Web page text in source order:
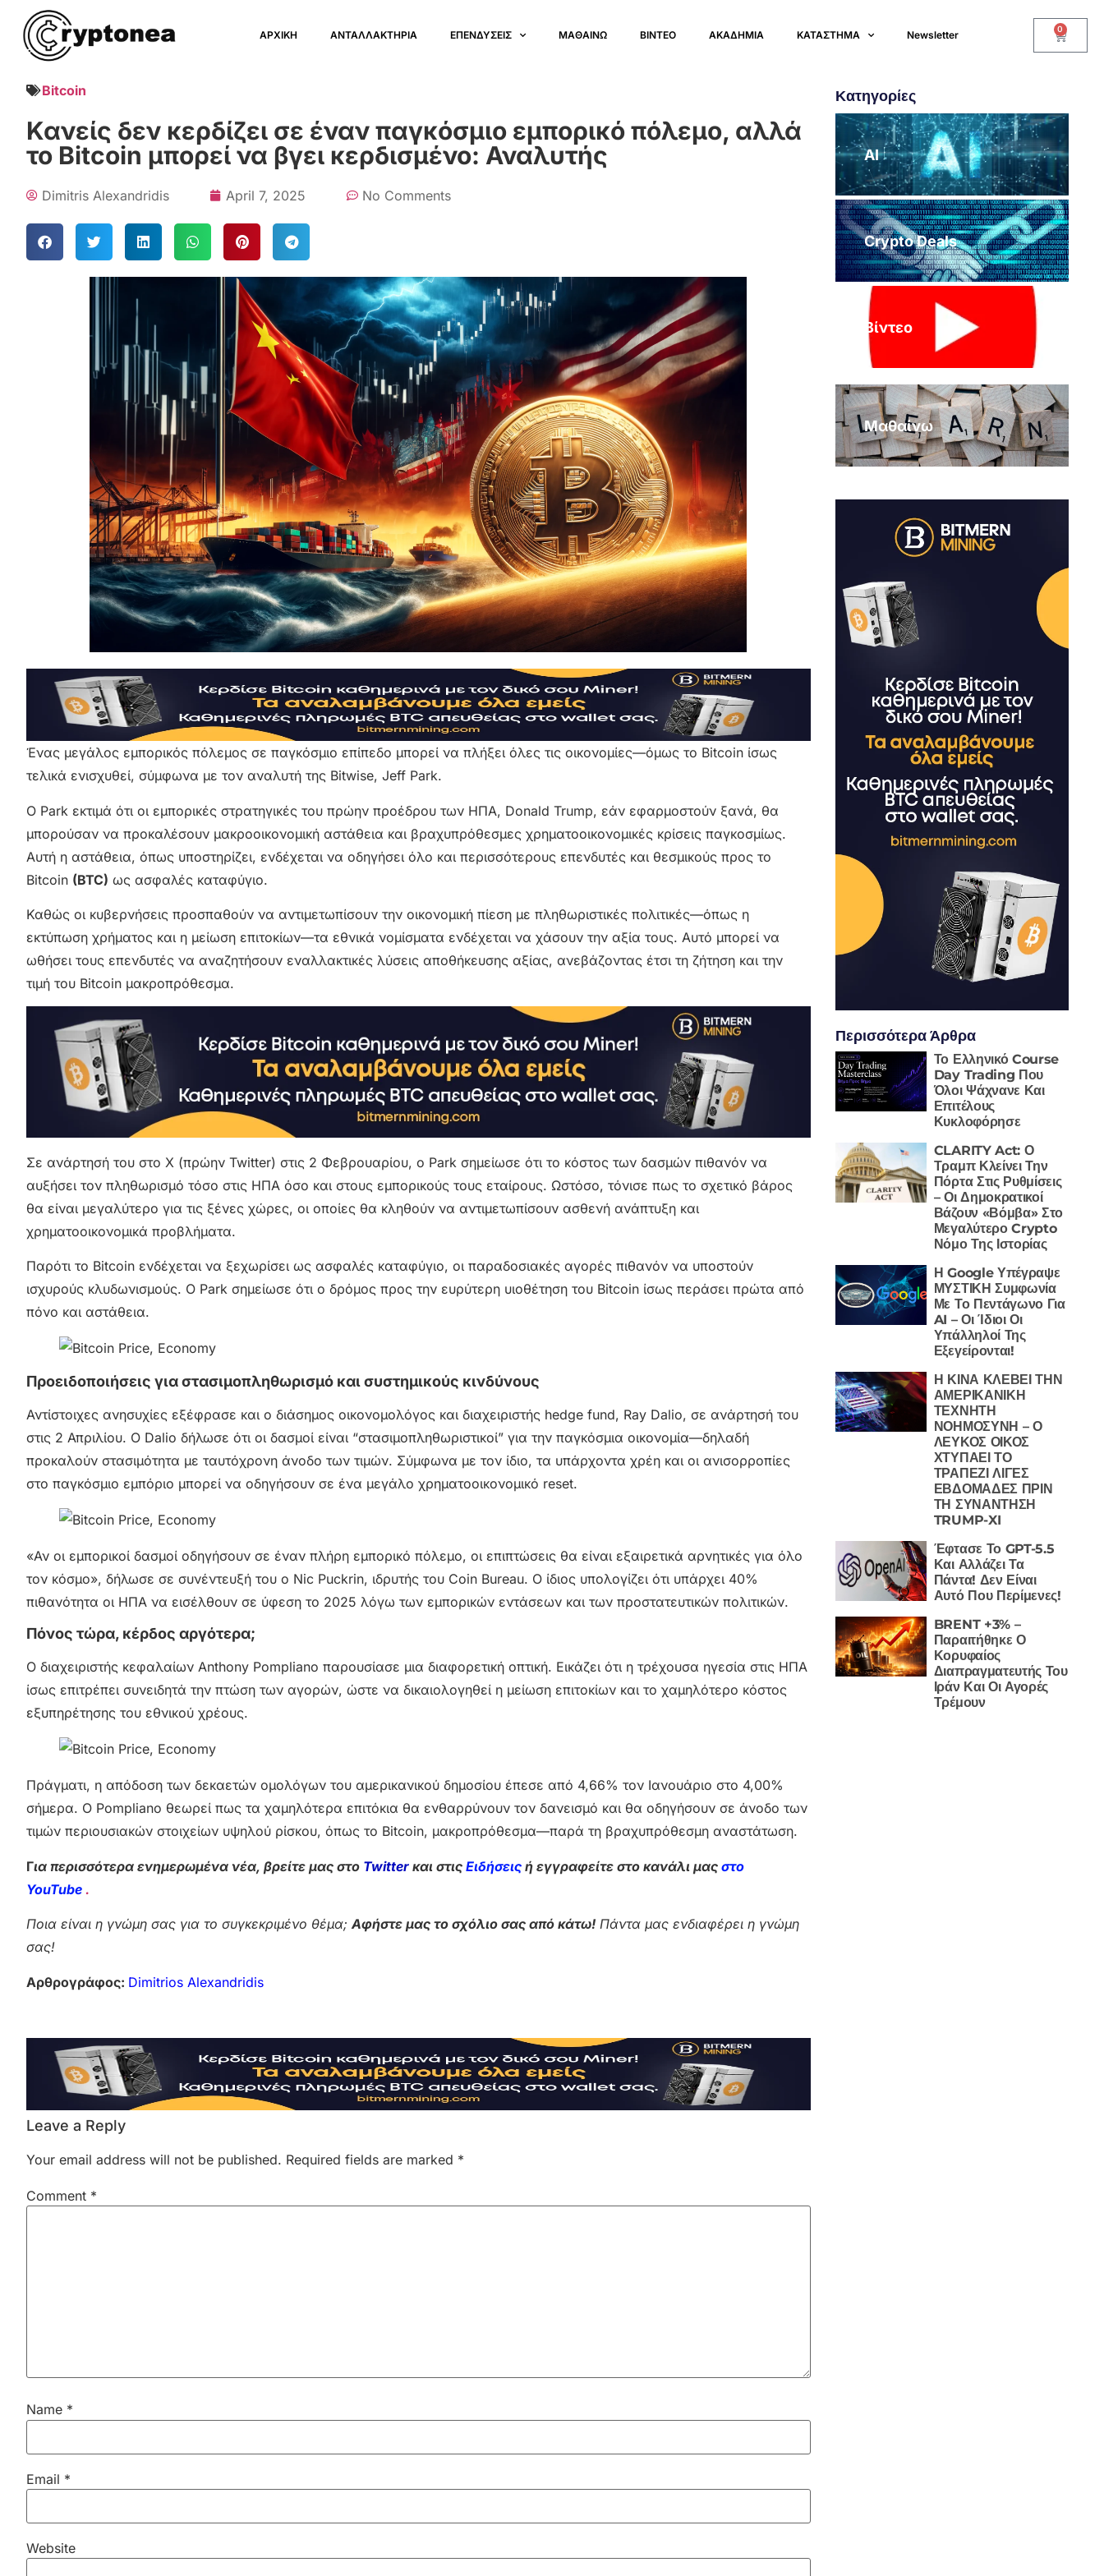
ΑΡΧΙΚΗ ΑΝΤΑΛΛΑΚΤΗΡΙΑ ΕΠΕΝΔΥΣΕΙΣ ΜΑΘΑΙΝΩ ΒΙΝΤΕΟ ΑΚΑΔΗΜΙΑ ΚΑΤΑΣΤΗΜΑ Newsletter 0
Bitcoin
Κανείς δεν κερδίζει σε έναν παγκόσμιο εμπορικό πόλεμο, αλλά
το Bitcoin μπορεί να βγει κερδισμένο: Αναλυτής
Dimitris Alexandridis April 7, 2025 No Comments
Ένας μεγάλος εμπορικός πόλεμος σε παγκόσμιο επίπεδο μπορεί να πλήξει όλες τις οικονομίες—όμως το Bitcoin ίσως
τελικά ενισχυθεί, σύμφωνα με τον αναλυτή της Bitwise, Jeff Park.
Ο Park εκτιμά ότι οι εμπορικές στρατηγικές του πρώην προέδρου των ΗΠΑ, Donald Trump, εάν εφαρμοστούν ξανά, θα
μπορούσαν να προκαλέσουν μακροοικονομική αστάθεια και βραχυπρόθεσμες χρηματοοικονομικές κρίσεις παγκοσμίως.
Αυτή η αστάθεια, όπως υποστηρίζει, ενδέχεται να οδηγήσει όλο και περισσότερους επενδυτές και θεσμικούς προς το
Bitcoin (BTC) ως ασφαλές καταφύγιο.
Καθώς οι κυβερνήσεις προσπαθούν να αντιμετωπίσουν την οικονομική πίεση με πληθωριστικές πολιτικές—όπως η
εκτύπωση χρήματος και η μείωση επιτοκίων—τα εθνικά νομίσματα ενδέχεται να χάσουν την αξία τους. Αυτό μπορεί να
ωθήσει τους επενδυτές να αναζητήσουν εναλλακτικές λύσεις αποθήκευσης αξίας, ανεβάζοντας έτσι τη ζήτηση και την
τιμή του Bitcoin μακροπρόθεσμα.
Σε ανάρτησή του στο X (πρώην Twitter) στις 2 Φεβρουαρίου, ο Park σημείωσε ότι το κόστος των δασμών πιθανόν να
αυξήσει τον πληθωρισμό τόσο στις ΗΠΑ όσο και στους εμπορικούς τους εταίρους. Ωστόσο, τόνισε πως το σχετικό βάρος
θα είναι μεγαλύτερο για τις ξένες χώρες, οι οποίες θα κληθούν να αντιμετωπίσουν ασθενή ανάπτυξη και
χρηματοοικονομικά προβλήματα.
Παρότι το Bitcoin ενδέχεται να ξεχωρίσει ως ασφαλές καταφύγιο, οι παραδοσιακές αγορές πιθανόν να υποστούν
ισχυρούς κλυδωνισμούς. Ο Park σημείωσε ότι ο δρόμος προς την ευρύτερη υιοθέτηση του Bitcoin ίσως περάσει πρώτα από
πόνο και αστάθεια.
Προειδοποιήσεις για στασιμοπληθωρισμό και συστημικούς κινδύνους
Αντίστοιχες ανησυχίες εξέφρασε και ο διάσημος οικονομολόγος και διαχειριστής hedge fund, Ray Dalio, σε ανάρτησή του
στις 2 Απριλίου. Ο Dalio δήλωσε ότι οι δασμοί είναι “στασιμοπληθωριστικοί” για την παγκόσμια οικονομία—δηλαδή
προκαλούν στασιμότητα με ταυτόχρονη άνοδο των τιμών. Σύμφωνα με τον ίδιο, τα υπάρχοντα χρέη και οι ανισορροπίες
στο παγκόσμιο εμπόριο μπορεί να οδηγήσουν σε ένα μεγάλο χρηματοοικονομικό reset.
«Αν οι εμπορικοί δασμοί οδηγήσουν σε έναν πλήρη εμπορικό πόλεμο, οι επιπτώσεις θα είναι εξαιρετικά αρνητικές για όλο
τον κόσμο», δήλωσε σε συνέντευξή του ο Nic Puckrin, ιδρυτής του Coin Bureau. Ο ίδιος υπολογίζει ότι υπάρχει 40%
πιθανότητα οι ΗΠΑ να εισέλθουν σε ύφεση το 2025 λόγω των εμπορικών εντάσεων και των προστατευτικών πολιτικών.
Πόνος τώρα, κέρδος αργότερα;
Ο διαχειριστής κεφαλαίων Anthony Pompliano παρουσίασε μια διαφορετική οπτική. Εικάζει ότι η τρέχουσα ηγεσία στις ΗΠΑ
ίσως επιτρέπει συνειδητά την πτώση των αγορών, ώστε να δικαιολογηθεί η μείωση επιτοκίων και το χαμηλότερο κόστος
εξυπηρέτησης του εθνικού χρέους.
Πράγματι, η απόδοση των δεκαετών ομολόγων του αμερικανικού δημοσίου έπεσε από 4,66% τον Ιανουάριο στο 4,00%
σήμερα. Ο Pompliano θεωρεί πως τα χαμηλότερα επιτόκια θα ενθαρρύνουν τον δανεισμό και θα οδηγήσουν σε άνοδο των
τιμών περιουσιακών στοιχείων υψηλού ρίσκου, όπως το Bitcoin, μακροπρόθεσμα—παρά τη βραχυπρόθεσμη αναστάτωση.
Για περισσότερα ενημερωμένα νέα, βρείτε μας στο Twitter και στις Ειδήσεις ή εγγραφείτε στο κανάλι μας στο
YouTube .
Ποια είναι η γνώμη σας για το συγκεκριμένο θέμα;Αφήστε μας το σχόλιο σας από κάτω! Πάντα μας ενδιαφέρει η γνώμη
σας!
Αρθρογράφος: Dimitrios Alexandridis
Leave a Reply
Your email address will not be published. Required fields are marked *
Comment *
Name *
Email *
Website
Κατηγορίες
AI
Crypto Deals
Βίντεο
Μαθαίνω
Περισσότερα Άρθρα
Το Ελληνικό Course
Day Trading Που
Όλοι Ψάχνανε Και
Επιτέλους
Κυκλοφόρησε
CLARITY Act: Ο
Τραμπ Κλείνει Την
Πόρτα Στις Ρυθμίσεις
– Οι Δημοκρατικοί
Βάζουν «Βόμβα» Στο
Μεγαλύτερο Crypto
Νόμο Της Ιστορίας
Η Google Υπέγραψε
ΜΥΣΤΙΚΗ Συμφωνία
Με Το Πεντάγωνο Για
AI – Οι Ίδιοι Οι
Υπάλληλοί Της
Εξεγείρονται!
Η ΚΙΝΑ ΚΛΕΒΕΙ ΤΗΝ
ΑΜΕΡΙΚΑΝΙΚΗ
ΤΕΧΝΗΤΗ
ΝΟΗΜΟΣΥΝΗ – Ο
ΛΕΥΚΟΣ ΟΙΚΟΣ
ΧΤΥΠΑΕΙ ΤΟ
ΤΡΑΠΕΖΙ ΛΙΓΕΣ
ΕΒΔΟΜΑΔΕΣ ΠΡΙΝ
ΤΗ ΣΥΝΑΝΤΗΣΗ
TRUMP-XI
Έφτασε Το GPT-5.5
Και Αλλάζει Τα
Πάντα! Δεν Είναι
Αυτό Που Περίμενες!
BRENT +3% –
Παραιτήθηκε Ο
Κορυφαίος
Διαπραγματευτής Του
Ιράν Και Οι Αγορές
Τρέμουν